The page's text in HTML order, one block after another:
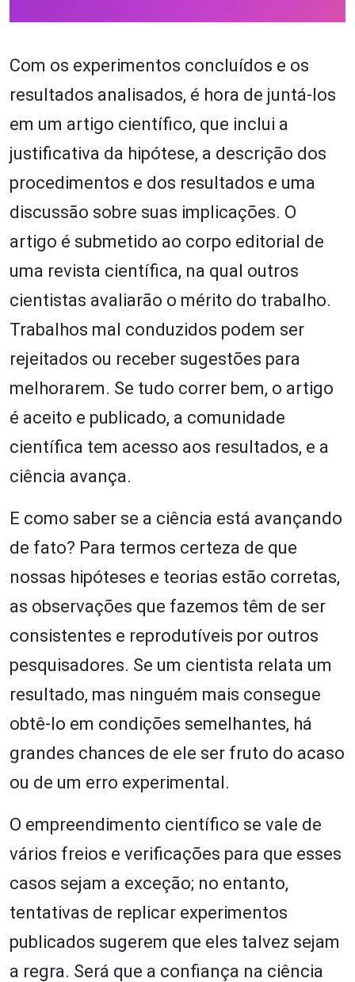
Com os experimentos concluídos e os
resultados analisados, é hora de juntá-los
em um artigo científico, que inclui a
justificativa da hipótese, a descrição dos
procedimentos e dos resultados e uma
discussão sobre suas implicações. O
artigo é submetido ao corpo editorial de
uma revista científica, na qual outros
cientistas avaliarão o mérito do trabalho.
Trabalhos mal conduzidos podem ser
rejeitados ou receber sugestões para
melhorarem. Se tudo correr bem, o artigo
é aceito e publicado, a comunidade
científica tem acesso aos resultados, e a
ciência avança.
E como saber se a ciência está avançando
de fato? Para termos certeza de que
nossas hipóteses e teorias estão corretas,
as observações que fazemos têm de ser
consistentes e reprodutíveis por outros
pesquisadores. Se um cientista relata um
resultado, mas ninguém mais consegue
obtê-lo em condições semelhantes, há
grandes chances de ele ser fruto do acaso
ou de um erro experimental.
O empreendimento científico se vale de
vários freios e verificações para que esses
casos sejam a exceção; no entanto,
tentativas de replicar experimentos
publicados sugerem que eles talvez sejam
a regra. Será que a confiança na ciência